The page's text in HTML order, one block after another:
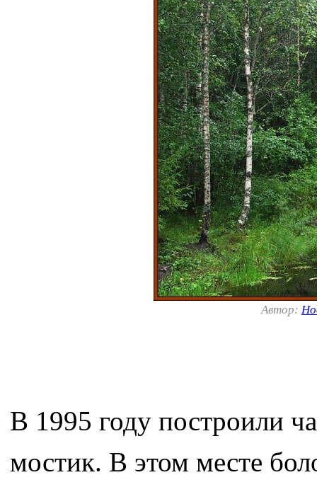
Автор:
В 1995 году построили
мостик. В этом месте